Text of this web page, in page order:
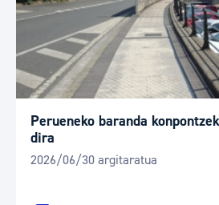
Perueneko baranda
dira
2026/06/30 argitaratua